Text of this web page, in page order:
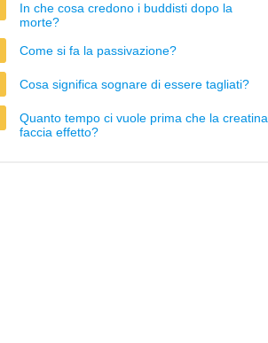
In che cosa credono i buddisti dopo la
morte?
Come si fa la passivazione?
Cosa significa sognare di essere tagliati?
Quanto tempo ci vuole prima che la creatina
faccia effetto?